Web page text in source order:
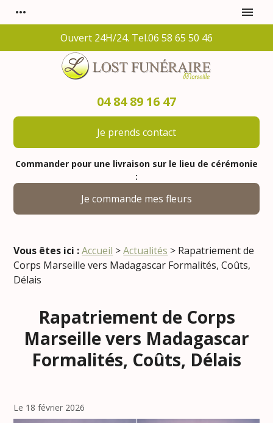
more_horiz menu
Ouvert 24H/24. Tel.06 58 65 50 46
04 84 89 16 47
Je prends contact
Commander pour une livraison sur le lieu de cérémonie
:
Je commande mes fleurs
Vous êtes ici : Accueil >Actualités > Rapatriement de
Corps Marseille vers Madagascar Formalités, Coûts,
Délais
Rapatriement de Corps
Marseille vers Madagascar
Formalités, Coûts, Délais
Le 18 février 2026